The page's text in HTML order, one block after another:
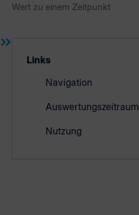
Wert zu einem Zeitpunkt
Links
Navigation
Auswertungszeitraum
Nutzung